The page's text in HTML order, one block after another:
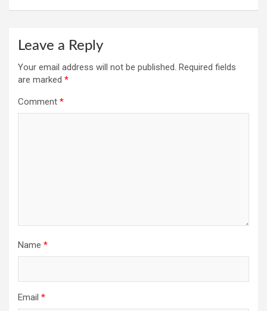
Leave a Reply
Your email address will not be published. Required fields
are marked *
Comment *
Name *
Email *